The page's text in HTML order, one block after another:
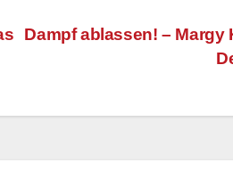
Dampf ablassen! –